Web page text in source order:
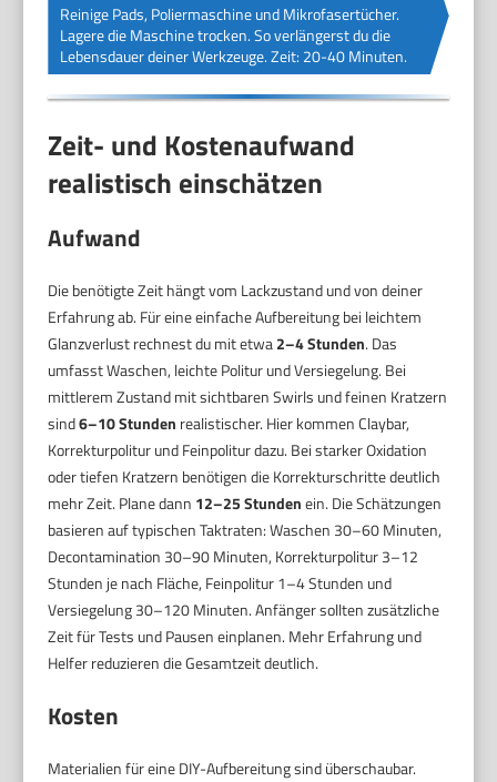
Reinige Pads, Poliermaschine und Mikrofasertücher.
Lagere die Maschine trocken. So verlängerst du die
Lebensdauer deiner Werkzeuge. Zeit: 20-40 Minuten.
Zeit- und Kostenaufwand
realistisch einschätzen
Aufwand
Die benötigte Zeit hängt vom Lackzustand und von deiner
Erfahrung ab. Für eine einfache Aufbereitung bei leichtem
Glanzverlust rechnest du mit etwa2–4 Stunden. Das
umfasst Waschen, leichte Politur und Versiegelung. Bei
mittlerem Zustand mit sichtbaren Swirls und feinen Kratzern
sind6–10 Stunden realistischer. Hier kommen Claybar,
Korrekturpolitur und Feinpolitur dazu. Bei starker Oxidation
oder tiefen Kratzern benötigen die Korrekturschritte deutlich
mehr Zeit. Plane dann 12–25 Stundenein. Die Schätzungen
basieren auf typischen Taktraten: Waschen 30–60 Minuten,
Decontamination 30–90 Minuten, Korrekturpolitur 3–12
Stunden je nach Fläche, Feinpolitur 1–4 Stunden und
Versiegelung 30–120 Minuten. Anfänger sollten zusätzliche
Zeit für Tests und Pausen einplanen. Mehr Erfahrung und
Helfer reduzieren die Gesamtzeit deutlich.
Kosten
Materialien für eine DIY-Aufbereitung sind überschaubar.